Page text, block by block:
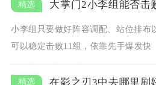
大掌门2小李组能否击
小李组只要做好阵容调配、站位排布
可以稳定击败11组，依靠先手爆发快
在影之刃3中去哪里刷